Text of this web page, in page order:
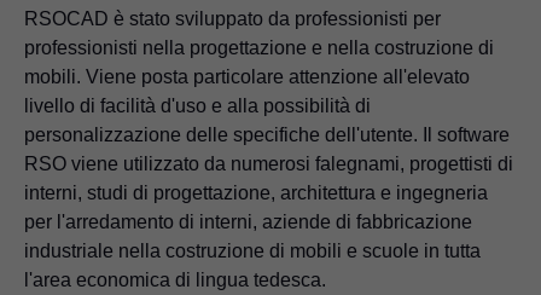
RSOCAD è stato sviluppato da professionisti per
professionisti nella progettazione e nella costruzione di
mobili. Viene posta particolare attenzione all'elevato
livello di facilità d'uso e alla possibilità di
personalizzazione delle specifiche dell'utente. Il software
RSO viene utilizzato da numerosi falegnami, progettisti di
interni, studi di progettazione, architettura e ingegneria
per l'arredamento di interni, aziende di fabbricazione
industriale nella costruzione di mobili e scuole in tutta
l'area economica di lingua tedesca.